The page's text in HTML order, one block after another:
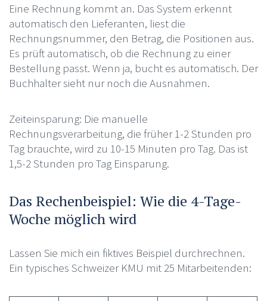
Eine Rechnung kommt an. Das System erkennt
automatisch den Lieferanten, liest die
Rechnungsnummer, den Betrag, die Positionen aus.
Es prüft automatisch, ob die Rechnung zu einer
Bestellung passt. Wenn ja, bucht es automatisch. Der
Buchhalter sieht nur noch die Ausnahmen.
Zeiteinsparung: Die manuelle
Rechnungsverarbeitung, die früher 1-2 Stunden pro
Tag brauchte, wird zu 10-15 Minuten pro Tag. Das ist
1,5-2 Stunden pro Tag Einsparung.
Das Rechenbeispiel: Wie die 4-Tage-
Woche möglich wird
Lassen Sie mich ein fiktives Beispiel durchrechnen.
Ein typisches Schweizer KMU mit 25 Mitarbeitenden: